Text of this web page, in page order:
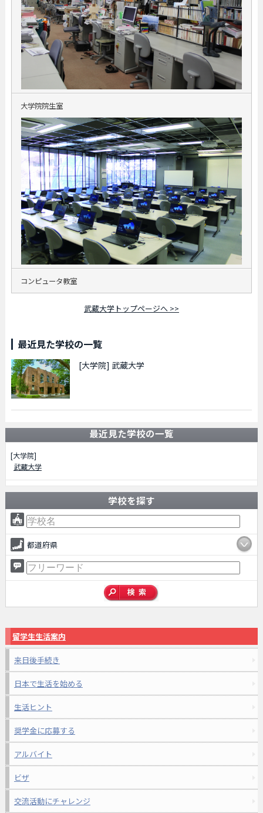
大学院院生室
コンピュータ教室
武蔵大学トップページへ >>
最近見た学校の一覧
[大学院] 武蔵大学
最近見た学校の一覧
[大学院]
武蔵大学
学校を探す
都道府県
留学生生活案内
来日後手続き
日本で生活を始める
生活ヒント
奨学金に応募する
アルバイト
ビザ
交流活動にチャレンジ